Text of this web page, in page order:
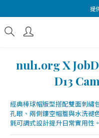
提
nul1.org X
D13
經典棒球帽版型搭配雙面刺繡
孔眼、兩側鏤空帽簷與水洗褪
氈可調式設計提升日常實用性。